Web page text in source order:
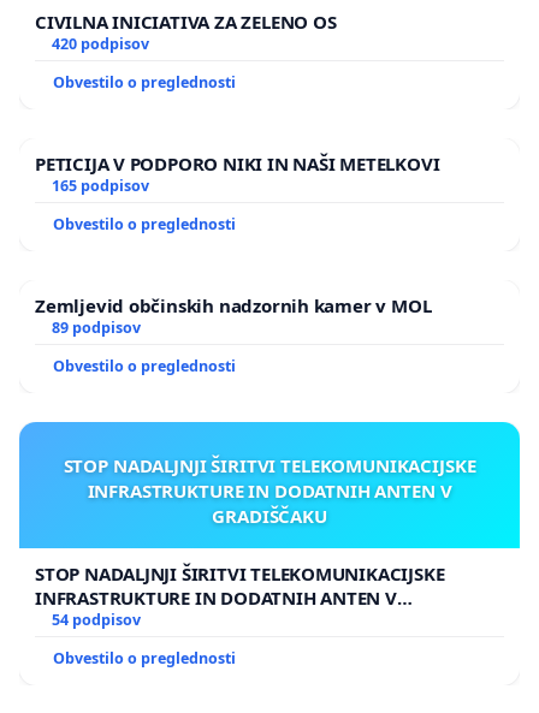
CIVILNA INICIATIVA ZA ZELENO OS
420 podpisov
Obvestilo o preglednosti
PETICIJA V PODPORO NIKI IN NAŠI METELKOVI
165 podpisov
Obvestilo o preglednosti
Zemljevid občinskih nadzornih kamer v MOL
89 podpisov
Obvestilo o preglednosti
STOP NADALJNJI ŠIRITVI TELEKOMUNIKACIJSKE
INFRASTRUKTURE IN DODATNIH ANTEN V
GRADIŠČAKU
STOP NADALJNJI ŠIRITVI TELEKOMUNIKACIJSKE
INFRASTRUKTURE IN DODATNIH ANTEN V
GRADIŠČAKU
54 podpisov
Obvestilo o preglednosti